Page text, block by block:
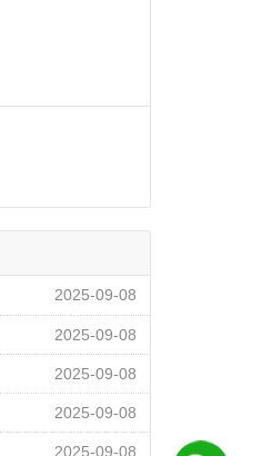
2025-09-08
2025-09-08
2025-09-08
2025-09-08
2025-09-08